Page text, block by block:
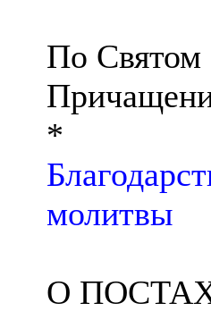
По Святом
*
молитвы
О